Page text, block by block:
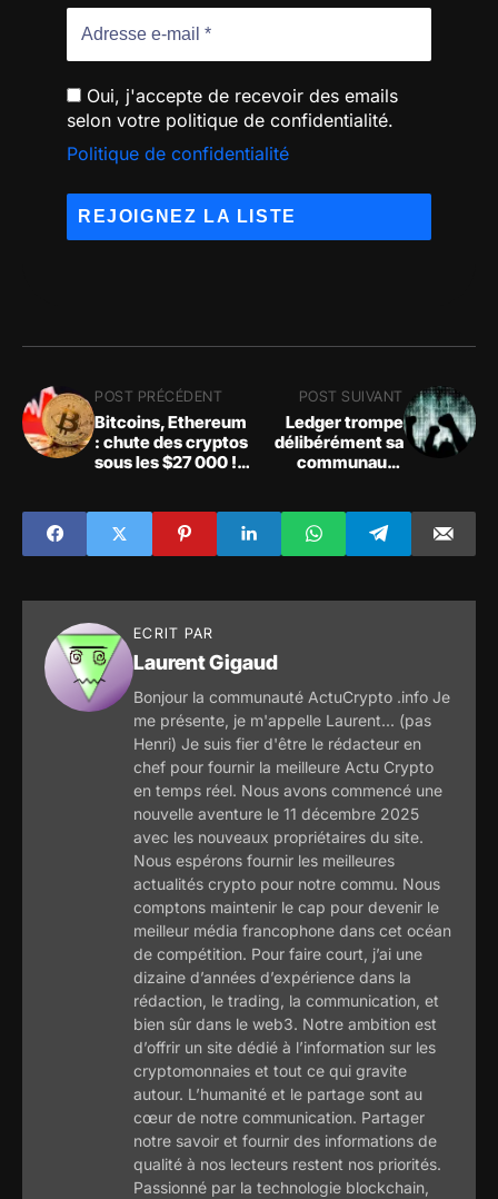
Oui, j'accepte de recevoir des emails
selon votre politique de confidentialité.
Politique de confidentialité
POST PRÉCÉDENT
Bitcoins, Ethereum
: chute des cryptos
sous les $27 000 !
POST SUIVANT
Ledger trompe
délibérément sa
communauté
sauvegarde ?
ECRIT PAR
Laurent Gigaud
Bonjour la communauté ActuCrypto .info Je
me présente, je m'appelle Laurent... (pas
Henri) Je suis fier d'être le rédacteur en
chef pour fournir la meilleure Actu Crypto
en temps réel. Nous avons commencé une
nouvelle aventure le 11 décembre 2025
avec les nouveaux propriétaires du site.
Nous espérons fournir les meilleures
actualités crypto pour notre commu. Nous
comptons maintenir le cap pour devenir le
meilleur média francophone dans cet océan
de compétition. Pour faire court, j’ai une
dizaine d’années d’expérience dans la
rédaction, le trading, la communication, et
bien sûr dans le web3. Notre ambition est
d’offrir un site dédié à l’information sur les
cryptomonnaies et tout ce qui gravite
autour. L’humanité et le partage sont au
cœur de notre communication. Partager
notre savoir et fournir des informations de
qualité à nos lecteurs restent nos priorités.
Passionné par la technologie blockchain,